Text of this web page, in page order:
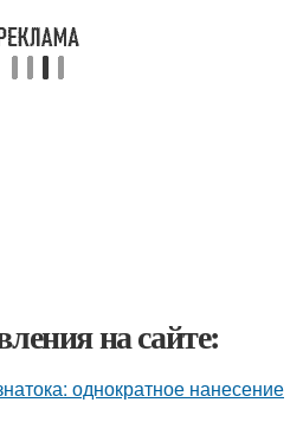
на сайте:
однократное нанесение